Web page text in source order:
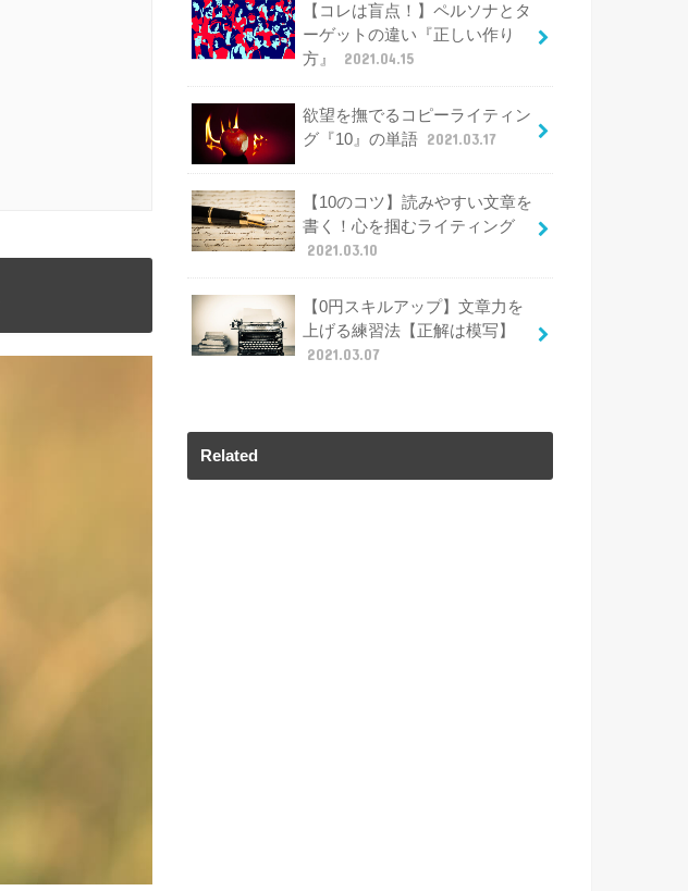
【コレは盲点！】ペルソナとタ
ーゲットの違い『正しい作り
方』
2021.04.15
欲望を撫でるコピーライティン
グ『10』の単語 2021.03.17
【10のコツ】読みやすい文章を
書く！心を掴むライティング
2021.03.10
【0円スキルアップ】文章力を
上げる練習法【正解は模写】
2021.03.07
Related